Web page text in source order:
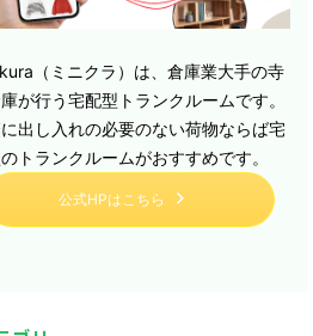
（ミニクラ）は、倉庫業大手の寺
が行う宅配型トランクルームです。
出し入れの必要のない荷物ならば宅
トランクルームがおすすめです。
公式HPはこちら